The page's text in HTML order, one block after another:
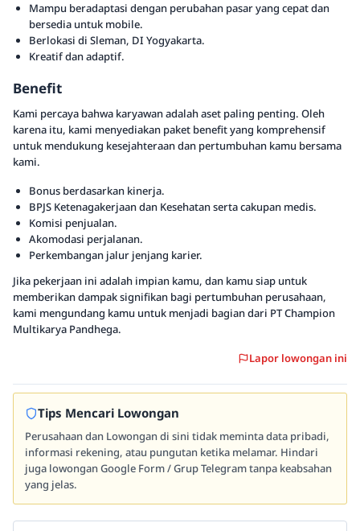
Mampu beradaptasi dengan perubahan pasar yang cepat dan
bersedia untuk mobile.
Berlokasi di Sleman, DI Yogyakarta.
Kreatif dan adaptif.
Benefit
Kami percaya bahwa karyawan adalah aset paling penting. Oleh
karena itu, kami menyediakan paket benefit yang komprehensif
untuk mendukung kesejahteraan dan pertumbuhan kamu bersama
kami.
Bonus berdasarkan kinerja.
BPJS Ketenagakerjaan dan Kesehatan serta cakupan medis.
Komisi penjualan.
Akomodasi perjalanan.
Perkembangan jalur jenjang karier.
Jika pekerjaan ini adalah impian kamu, dan kamu siap untuk
memberikan dampak signifikan bagi pertumbuhan perusahaan,
kami mengundang kamu untuk menjadi bagian dari PT Champion
Multikarya Pandhega.
Lapor lowongan ini
Tips Mencari Lowongan
Perusahaan dan Lowongan di sini tidak meminta data pribadi,
informasi rekening, atau pungutan ketika melamar. Hindari
juga lowongan Google Form / Grup Telegram tanpa keabsahan
yang jelas.